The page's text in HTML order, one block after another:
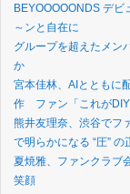
BEYOOOOONDS デ
～ンと自在に
グループを超えたメ
か
宮本佳林、AIとともに
作 ファン「これがDIY
熊井友理奈、渋谷でフ
で明らかになる “圧” の
夏焼雅、ファンクラブ
笑顔